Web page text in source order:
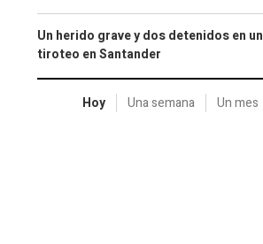
Un herido grave y dos detenidos en un
tiroteo en Santander
Hoy Una semana Un mes